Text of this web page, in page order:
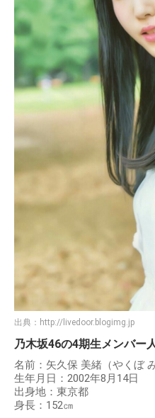
出典： http://livedoor.blogimg.jp
乃木坂46の4期生メンバー
名前：矢久保 美緒（やくぼ み
生年月日：2002年8月14日
出身地：東京都
身長：152㎝